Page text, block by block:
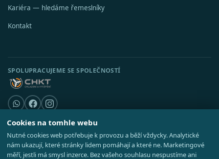
Kariéra — hledáme řemeslníky
Kontakt
SPOLUPRACUJEME SE SPOLEČNOSTÍ
© 2026 Stavební středisko s.r.o. · IČO 08521514 ·Poradna·Kde působíme
·Realizace
GDPR ·Cookies·Nastavení cookies·Mapa webu
Cookies na tomhle webu
Nutné cookies web potřebuje k provozu a běží vždycky. Analytické
nám ukazují, které stránky lidem pomáhají a které ne. Marketingové
měří, jestli má smysl inzerce. Bez vašeho souhlasu nespustíme ani